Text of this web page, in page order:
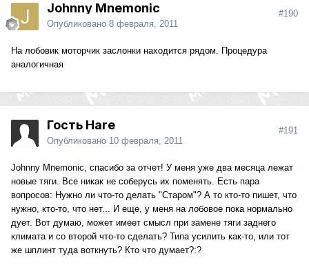
Johnny Mnemonic
Опубликовано 8 февраля, 2011
#190
На лобовик моторчик заслонки находится рядом. Процедура
аналогичная
Гость Hare
Опубликовано 10 февраля, 2011
#191
Johnny Mnemonic, спасибо за отчет! У меня уже два месяца лежат
новые тяги. Все никак не соберусь их поменять. Есть пара
вопросов: Нужно ли что-то делать "Старом"? А то кто-то пишет, что
нужно, кто-то, что нет... И еще, у меня на лобовое пока нормально
дует. Вот думаю, может имеет смысл при замене тяги заднего
климата и со второй что-то сделать? Типа усилить как-то, или тот
же шплинт туда воткнуть? Кто что думает?:?